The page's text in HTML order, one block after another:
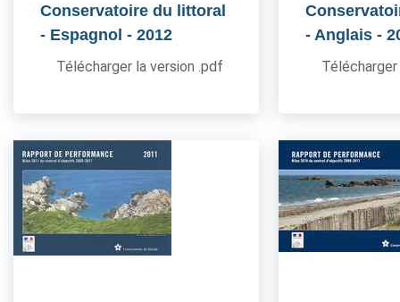
Conservatoire du littoral
- Espagnol - 2012
Télécharger la version .pdf
- Anglais -